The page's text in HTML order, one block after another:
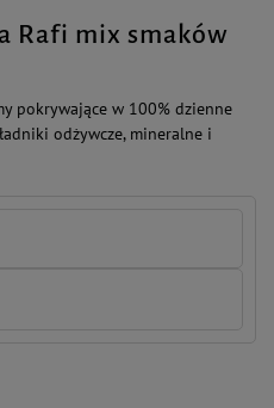
Rafi mix smaków
pokrywające w 100% dzienne
odżywcze, mineralne i